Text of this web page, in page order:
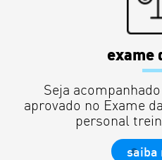
exame
Seja
aprovado no Exame
personal
saiba